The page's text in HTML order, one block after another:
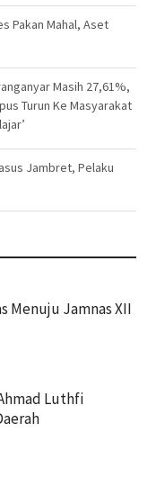
Pakan Mahal, Aset
Masih 27,61%,
Turun Ke Masyarakat
Jambret, Pelaku
Menuju Jamnas XII
Luthfi